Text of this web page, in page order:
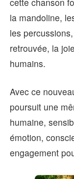
la mandoline,
les
retrouvée, la
humains.
Avec ce
poursuit une
humaine,
émotion,
engagement